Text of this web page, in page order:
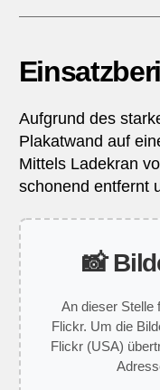
Aufgrund des
Plakatwand auf
Mittels Ladekran
schonend entfernt
📸
An dieser Stelle
Flickr. Um die
Flickr (USA)